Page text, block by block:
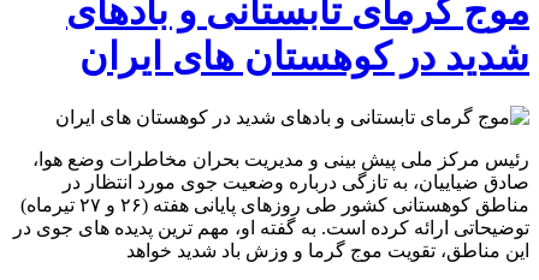
موج گرمای تابستانی و بادهای
شدید در کوهستان های ایران
رئیس مرکز ملی پیش بینی و مدیریت بحران مخاطرات وضع هوا،
صادق ضیاییان، به تازگی درباره وضعیت جوی مورد انتظار در
مناطق کوهستانی کشور طی روزهای پایانی هفته (۲۶ و ۲۷ تیرماه)
توضیحاتی ارائه کرده است. به گفته او، مهم ترین پدیده های جوی در
این مناطق، تقویت موج گرما و وزش باد شدید خواهد